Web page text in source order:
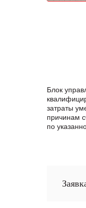
Блок
затраты
причинам
по